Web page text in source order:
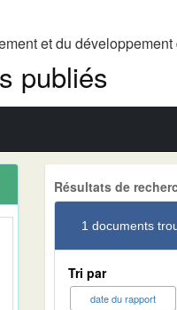
et du
publiés
Résultats de
1 documents
Tri par
date du rapport